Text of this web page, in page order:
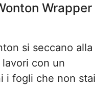
Wrapper
si seccano alla
con un
i fogli che non stai